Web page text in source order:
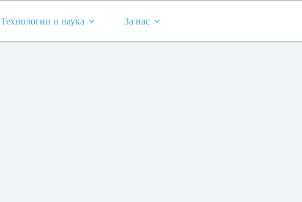
Технологии и наука За нас